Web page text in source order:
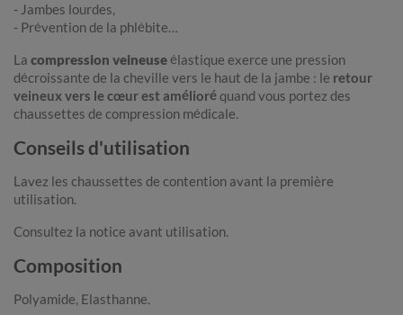
- Jambes lourdes,
- Prévention de la phlébite…
La compression veineuseélastique exerce une pression
décroissante de la cheville vers le haut de la jambe : le retour
veineux vers le cœur est amélioréquand vous portez des
chaussettes de compression médicale.
Conseils d'utilisation
Lavez les chaussettes de contention avant la première
utilisation.
Consultez la notice avant utilisation.
Composition
Polyamide, Elasthanne.